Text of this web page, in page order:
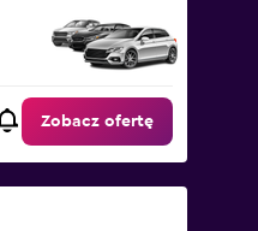
Zobacz ofertę